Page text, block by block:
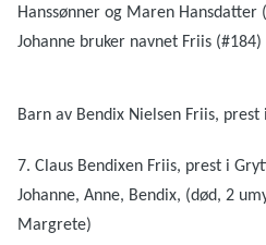
Hanssønner og Maren Hansdatter
Johanne bruker navnet Friis (#184)
Barn av Bendix Nielsen Friis, prest
7. Claus Bendixen Friis, prest i
Johanne, Anne, Bendix, (død, 2
Margrete)